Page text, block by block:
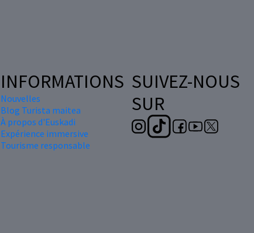
INFORMATIONS
Nouvelles
Blog Turista maitea
À propos d'Euskadi
Expérience immersive
Tourisme responsable
SUIVEZ-NOUS
SUR